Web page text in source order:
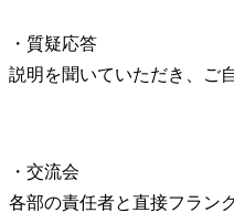
・質疑応答
説明を聞いていただき、ご
・交流会
各部の責任者と直接フラン